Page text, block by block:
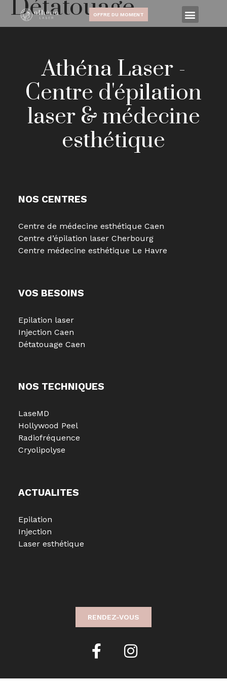
OFFRE DU MOMENT
Détatouage
Athéna Laser -
Centre d'épilation
laser & médecine
esthétique
NOS CENTRES
Centre de médecine esthétique Caen
Centre d’épilation laser Cherbourg
Centre médecine esthétique Le Havre
VOS BESOINS
Epilation laser
Injection Caen
Détatouage Caen
NOS TECHNIQUES
LaseMD
Hollywood Peel
Radiofréquence
Cryolipolyse
ACTUALITES
Epilation
Injection
Laser esthétique
RENDEZ-VOUS